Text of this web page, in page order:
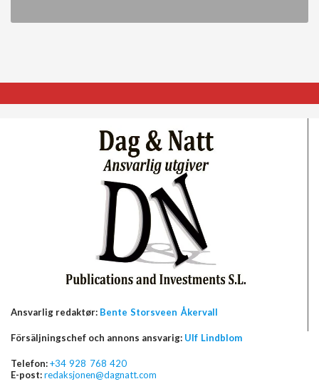
Ansvarlig redaktør: Bente Storsveen Åkervall
Försäljningschef och annons ansvarig: Ulf Lindblom
Telefon:+34 928 768 420
E-post:redaksjonen@dagnatt.com